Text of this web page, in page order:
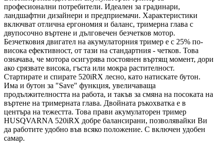
професионални потребители. Идеален за градинари,
ландшафтни дизайнери и предприемачи. Характеристики
включват отлична ергономия и баланс, тримерна глава с
двупосочно въртене и дълговечен безчетков мотор.
Безчетковия двигател на акумулаторния тример е с 25% по-
висока ефективност, от тази на стандартния - четков. Това
означава, че мотора осигурява постоянен въртящ момент, дори
ако срязвате висока, гъста или мокра растителност.
Стартирате и спирате 520iRX лесно, като натискате бутон.
Има и бутон за "Save" функция, увеличаваща
продължителността на работа, и такъв за смяна на посоката на
въртене на тримерната глава. Двойната ръкохватка е в
центъра на тежестта. Това прави акумулаторен тример
HUSQVARNA 520iRX добре балансирани, позволявайки Ви
да работите удобно във всяко положение. С включен удобен
самар.